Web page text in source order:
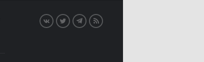
VK TwitterTelegram
RSS